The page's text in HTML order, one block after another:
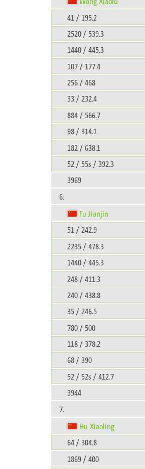
41 / 195.2
2520 / 539.3
1440 / 445.3
107 / 177.4
256 / 468
33 / 232.4
884 / 566.7
98 / 314.1
182 / 638.1
52 / 55s / 392.3
3969
6.
Fu Jianjin
51 / 242.9
2235 / 478.3
1440 / 445.3
248 / 411.3
240 / 438.8
35 / 246.5
780 / 500
118 / 378.2
68 / 390
52 / 52s / 412.7
3944
7.
Hu Xiaoling
64 / 304.8
1869 / 400